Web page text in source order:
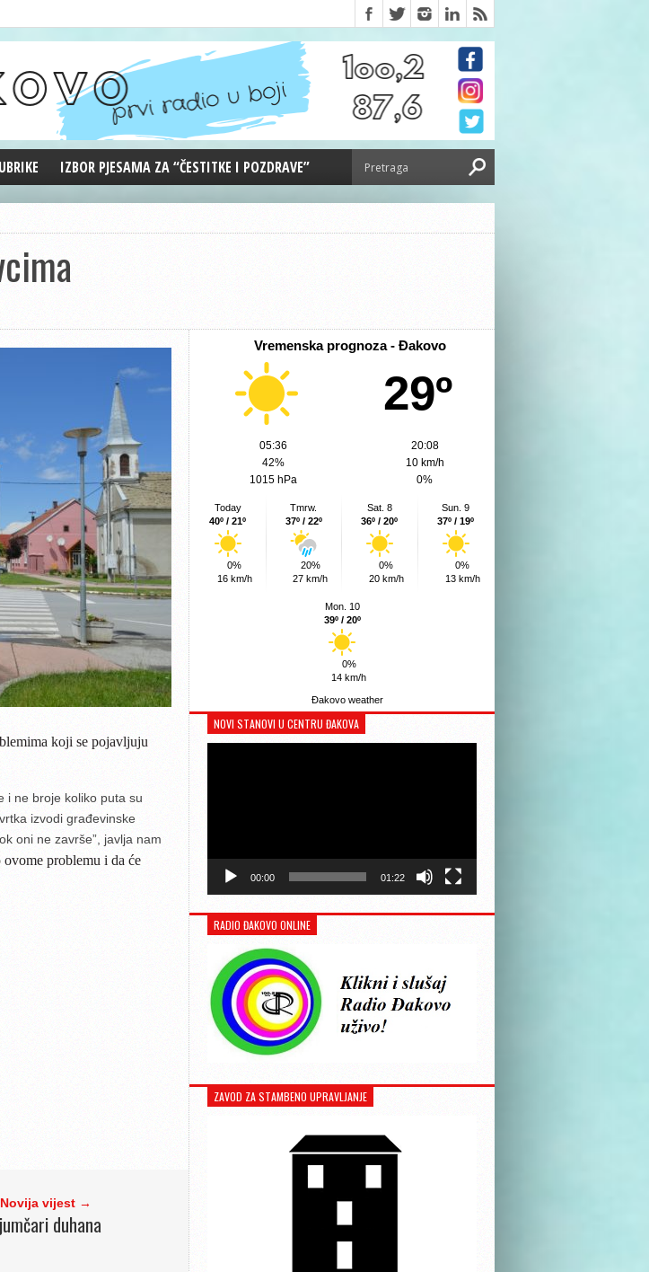
EMISIJA
VIBRACIJE
ĐAKOVO GRADE
ANKETA
IZBOR PJESAMA ZA “ČESTITKE I POZDRAVE”
koji se pojavljuju
i ne broje koliko puta su
izvodi građevinske
oni ne završe”, javlja nam
problemu i da će
Novija vijest →
duhana
Vremenska prognoza - Đakovo
29º
05:36
20:08
42%
10 km/h
1015 hPa
0%
Today
40º / 21º
0%
16 km/h
Tmrw.
37º / 22º
20%
27 km/h
Sat. 8
36º / 20º
0%
20 km/h
Sun. 9
37º / 19º
0%
13 km/h
Mon. 10
39º / 20º
0%
14 km/h
Đakovo weather
NOVI STANOVI U CENTRU ĐAKOVA
00:00 01:22
RADIO ĐAKOVO ONLINE
ZAVOD ZA STAMBENO UPRAVLJANJE